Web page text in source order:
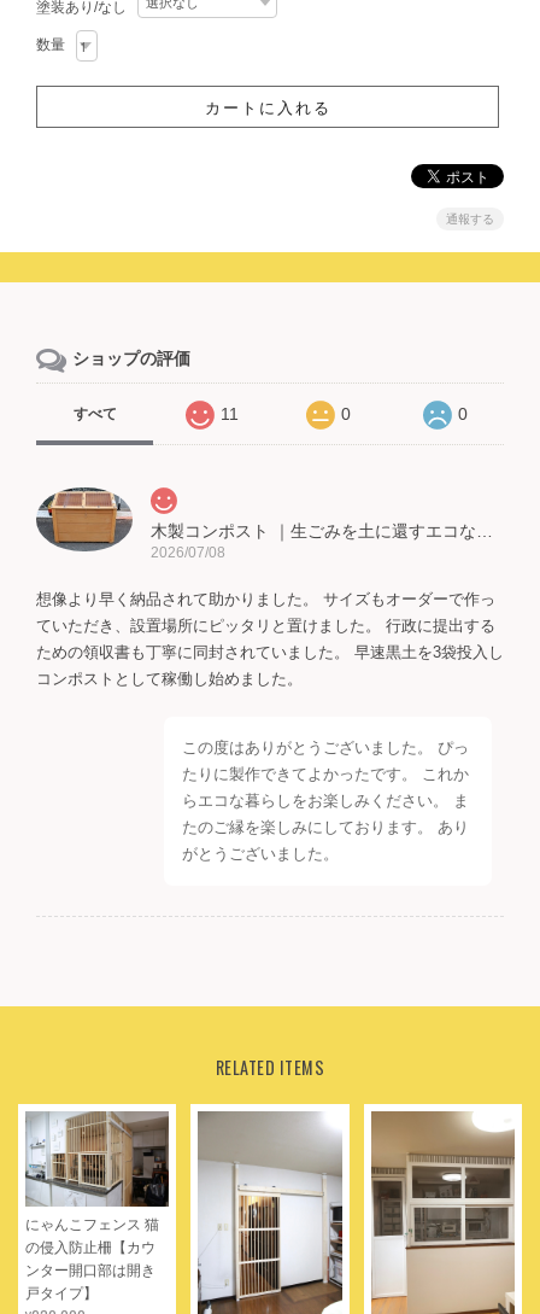
塗装あり/なし
数量
通報する
ショップの評価
すべて 11 0 0
2026/07/08
想像より早く納品されて助かりました。 サイズもオーダーで作っ
ていただき、設置場所にピッタリと置けました。 行政に提出する
ための領収書も丁寧に同封されていました。 早速黒土を3袋投入し
コンポストとして稼働し始めました。
この度はありがとうございました。 ぴっ
たりに製作できてよかったです。 これか
らエコな暮らしをお楽しみください。 ま
たのご縁を楽しみにしております。 あり
がとうございました。
2022/06/05
しっかりとした素敵なキエーロが届きました。自分では絶対に作
た。
ありがとうございました。 どうぞ存分に
ご活用ください。 またのご縁を楽しみに
しております。
RELATED ITEMS
にゃんこフェンス 猫
の侵入防止柵【カウ
ンター開口部は開き
戸タイプ】